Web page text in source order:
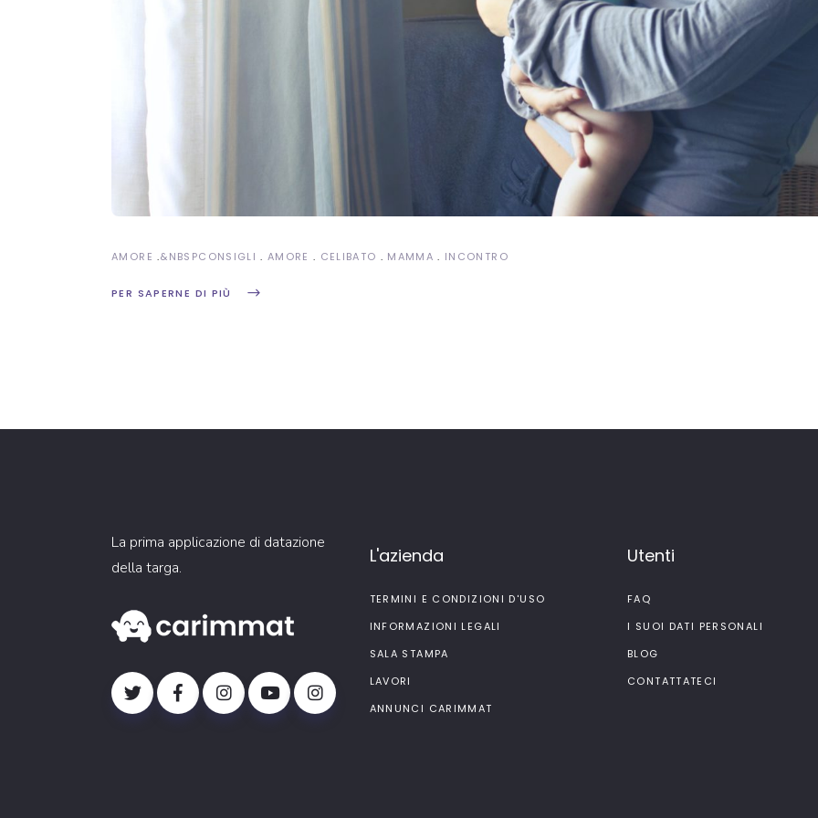
AMORE &NBSPCONSIGLI AMORE CELIBATO MAMMA INCONTRO
PER SAPERNE DI PIÙ
La prima applicazione di datazione
della targa.
L'azienda
TERMINI E CONDIZIONI D'USO
INFORMAZIONI LEGALI
SALA STAMPA
LAVORI
ANNUNCI CARIMMAT
Utenti
FAQ
I SUOI DATI PERSONALI
BLOG
CONTATTATECI